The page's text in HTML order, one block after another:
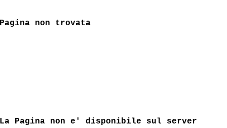
Pagina non trovata
La Pagina non e' disponibile sul server